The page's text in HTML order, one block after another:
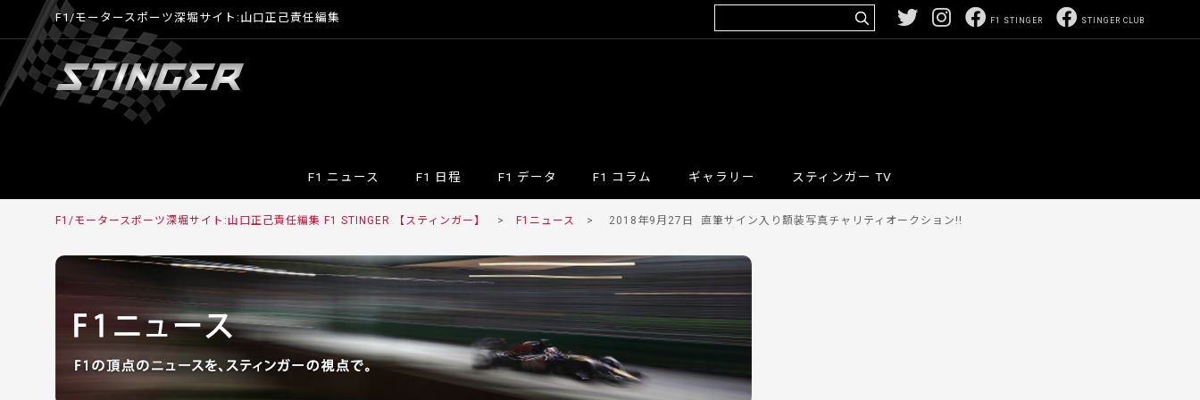
F1/モータースポーツ深堀サイト:山口正己責任編集 STINGER CLUB
F1 STINGER
F1 ニュース F1 日程 F1 データ F1 コラム ギャラリー スティンガー TV
F1/モータースポーツ深堀サイト:山口正己責任編集 F1 STINGER 【スティンガー】 > F1ニュース > 2018年9月27日 直筆サイン入り額装写真チャリティオークション!!